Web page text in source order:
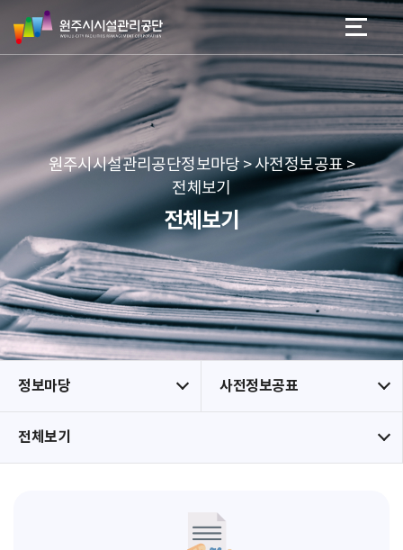
네
본문 바로가기
메뉴 바로가기
원
주
시
리
공
단
원주시시설관리공단정보마당 > 사전정보공표 >
전체보기
전체보기
정보마당 사전정보공표
전체보기